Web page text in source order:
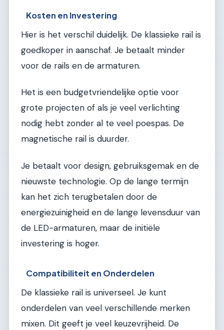
Kosten en Investering
Hier is het verschil duidelijk. De klassieke rail is
goedkoper in aanschaf. Je betaalt minder
voor de rails en de armaturen.
Het is een budgetvriendelijke optie voor
grote projecten of als je veel verlichting
nodig hebt zonder al te veel poespas. De
magnetische rail is duurder.
Je betaalt voor design, gebruiksgemak en de
nieuwste technologie. Op de lange termijn
kan het zich terugbetalen door de
energiezuinigheid en de lange levensduur van
de LED-armaturen, maar de initiële
investering is hoger.
Compatibiliteit en Onderdelen
De klassieke rail is universeel. Je kunt
onderdelen van veel verschillende merken
mixen. Dit geeft je veel keuzevrijheid. De